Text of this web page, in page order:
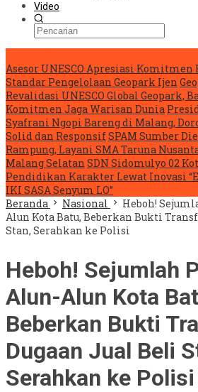
Video
Asesor UNESCO Apresiasi Komitmen
Standar Pengelolaan Geopark Ijen
Revalidasi UNESCO Global Geopark,
Komitmen Jaga Warisan Dunia
Syafrani Ngopi Bareng di Malang,
Solid dan ResponsifSPAM Sumber
Rampung, Layani SMA Taruna
Malang Selatan SDN Sidomulyo 02
Pendidikan Karakter Lewat Inovasi
IKI SASA Senyum LO”
Beranda
Nasional
Heboh!
Alun Kota Batu, Beberkan Bukti
Stan, Serahkan ke Polisi
Heboh! Sejumlah
Alun-Alun Kota
Beberkan Bukti
Dugaan Jual Beli
Serahkan ke Polisi